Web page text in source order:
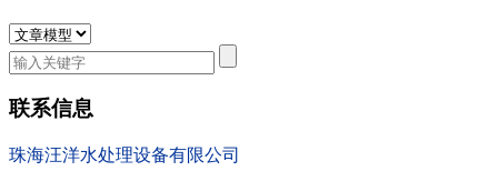
联系信息
珠海汪洋水处理设备有限公司